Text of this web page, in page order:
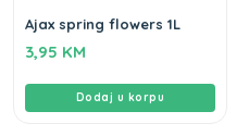
Ajax spring flowers 1L
3,95 KM
Dodaj u korpu